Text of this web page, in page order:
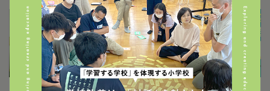
2024.09.13
2024.09.10